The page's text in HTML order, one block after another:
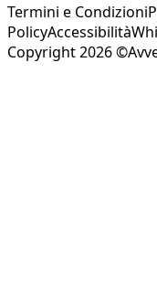
Termini e Condizioni
PolicyAccessibilità
Copyright 2026